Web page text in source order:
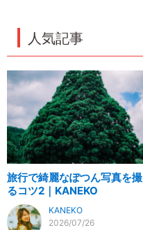
人気記事
旅行で綺麗なぽつん写真を撮
るコツ2｜KANEKO
KANEKO
2026/07/26